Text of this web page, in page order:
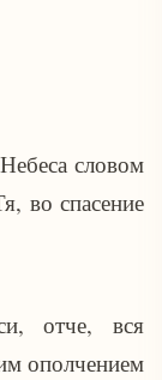
словом
во спасение
отче, вся
ополчением